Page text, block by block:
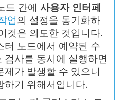
드 간에 사용자 인터페
업의 설정을 동기화하
것은 의도한 것입니다.
터 노드에서 예약된 수
검사를 동시에 실행하면
제가 발생할 수 있으니
하기 위해서입니다.